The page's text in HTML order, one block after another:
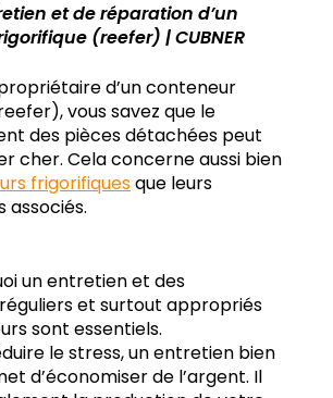
et de réparation d’un
(reefer) | CUBNER
d’un conteneur
vous savez que le
des pièces détachées peut
cher. Cela concerne aussi bien
frigorifiquesque leurs
associés.
un entretien et des
et surtout appropriés
sont essentiels.
le stress, un entretien bien
d’économiser de l’argent. Il